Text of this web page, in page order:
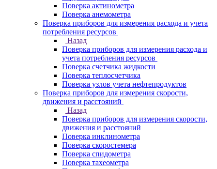
Поверка актинометра
Поверка анемометра
Поверка приборов для измерения расхода и учета
потребления ресурсов
Назад
Поверка приборов для измерения расхода и
учета потребления ресурсов
Поверка счетчика жидкости
Поверка теплосчетчика
Поверка узлов учета нефтепродуктов
Поверка приборов для измерения скорости,
движения и расстояний
Назад
Поверка приборов для измерения скорости,
движения и расстояний
Поверка инклинометра
Поверка скоростемера
Поверка спидометра
Поверка тахеометра